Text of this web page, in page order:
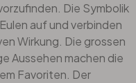
Die Symbolik
auf und verbinden
Wirkung. Die grossen
Aussehen machen die
Favoriten. Der